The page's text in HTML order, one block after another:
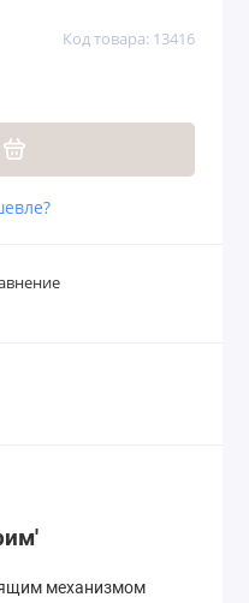
Код товара: 13416
механизмом